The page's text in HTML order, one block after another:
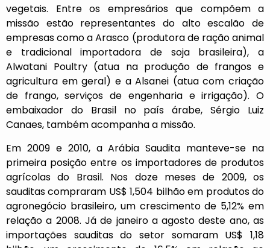
vegetais. Entre os empresários que compõem a
missão estão representantes do alto escalão de
empresas como a Arasco (produtora de ração animal
e tradicional importadora de soja brasileira), a
Alwatani Poultry (atua na produção de frangos e
agricultura em geral) e a Alsanei (atua com criação
de frango, serviços de engenharia e irrigação). O
embaixador do Brasil no país árabe, Sérgio Luiz
Canaes, também acompanha a missão.
Em 2009 e 2010, a Arábia Saudita manteve-se na
primeira posição entre os importadores de produtos
agrícolas do Brasil. Nos doze meses de 2009, os
sauditas compraram US$ 1,504 bilhão em produtos do
agronegócio brasileiro, um crescimento de 5,12% em
relação a 2008. Já de janeiro a agosto deste ano, as
importações sauditas do setor somaram US$ 1,18